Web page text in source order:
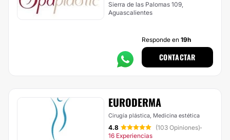
Sierra de las Palomas 109,
Aguascalientes
Responde en 19h
CONTACTAR
EURODERMA
Cirugía plástica, Medicina estética
4.8 (103 Opiniones)·
16 Experiencias